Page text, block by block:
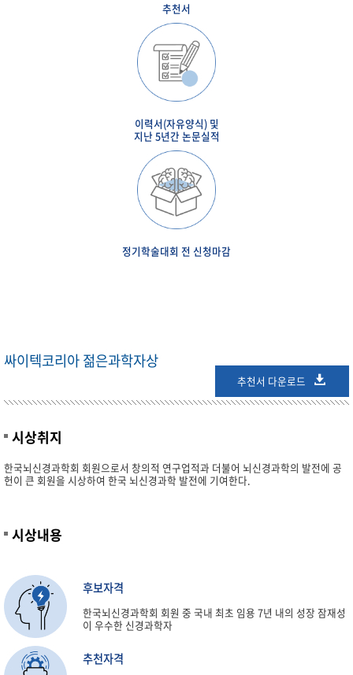
추천서
이력서(자유양식) 및
지난 5년간 논문실적
정기학술대회 전 신청마감
싸이텍코리아 젊은과학자상
추천서 다운로드
시상취지
한국뇌신경과학회 회원으로서 창의적 연구업적과 더불어 뇌신경과학의 발전에 공
헌이 큰 회원을 시상하여 한국 뇌신경과학 발전에 기여한다.
시상내용
후보자격
한국뇌신경과학회 회원 중 국내 최초 임용 7년 내의 성장 잠재성
이 우수한 신경과학자
추천자격